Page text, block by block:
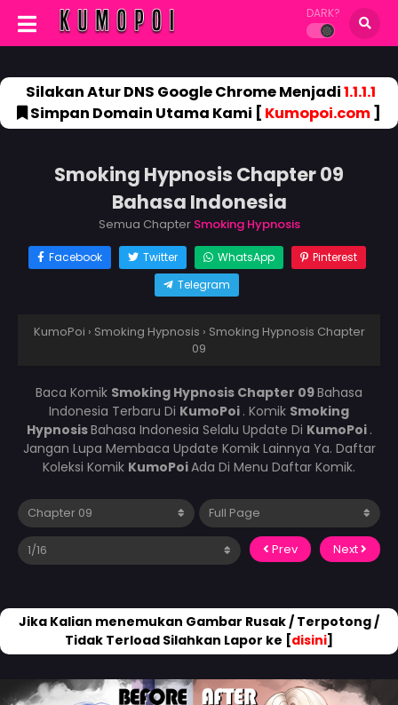
DARK?
Silakan Atur DNS Google Chrome Menjadi1.1.1.1
Simpan Domain Utama Kami [ Kumopoi.com]
Smoking Hypnosis Chapter 09
Bahasa Indonesia
Semua Chapter Smoking Hypnosis
Facebook Twitter WhatsApp
Pinterest
Telegram
KumoPoi › Smoking Hypnosis › Smoking Hypnosis Chapter
09
Baca Komik Smoking Hypnosis Chapter 09Bahasa
Indonesia Terbaru Di KumoPoi . Komik Smoking
HypnosisBahasa Indonesia Selalu Update Di KumoPoi .
Jangan Lupa Membaca Update Komik Lainnya Ya. Daftar
Koleksi Komik KumoPoiAda Di Menu Daftar Komik.
Prev Next
Jika Kalian menemukan Gambar Rusak / Terpotong /
Tidak Terload Silahkan Lapor ke [disini]